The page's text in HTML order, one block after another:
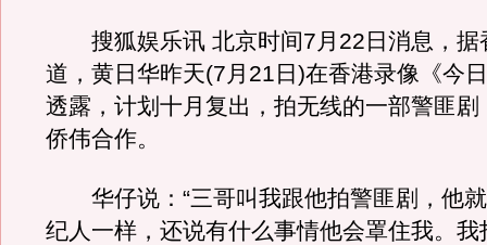
搜狐娱乐讯 北京时间7月22日消息，据
道，黄日华昨天(7月21日)在香港录像《今
透露，计划十月复出，拍无线的一部警匪剧
侨伟合作。
华仔说：“三哥叫我跟他拍警匪剧，他
纪人一样，还说有什么事情他会罩住我。我